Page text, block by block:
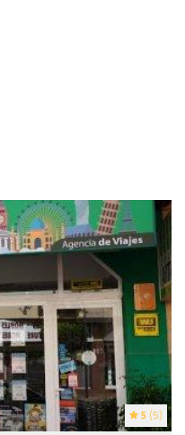
5 (5)